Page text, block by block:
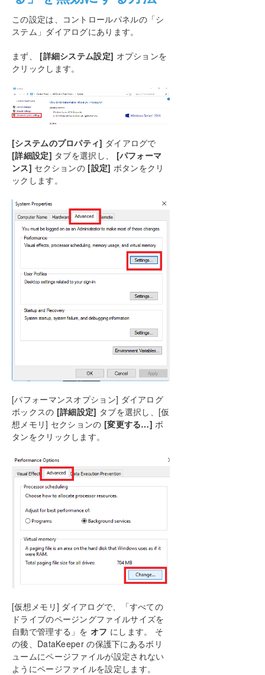
ファイアウォール設定
高速ストレージのベストプラクティス
クラスタノードから外部DRサイトへのデータレプ
パフォーマンスチューニング
「すべてのドライブのページングファイルサイズを
WAN に関する考慮事項
管理
SIOS DataKeeper で EMCMD を使用する
SIOS DataKeeperでDKPwrShellを使用する
ユーザガイド
よくある質問
トラブルシューティング
DKCE サポートマトリックス
PDFでダウンロード
この設定は、コントロールパネルの「シ
ステム」ダイアログにあります。
まず、 [詳細システム設定] オプションを
クリックします。
[システムのプロパティ] ダイアログで
[詳細設定] タブを選択し、 [パフォーマ
ンス] セクションの [設定] ボタンをクリ
ックします。
[パフォーマンスオプション] ダイアログ
ボックスの [詳細設定] タブを選択し、[仮
想メモリ] セクションの [変更する…] ボ
タンをクリックします。
[仮想メモリ] ダイアログで、「すべての
ドライブのページングファイルサイズを
自動で管理する」を オフ にします。 そ
の後、DataKeeper の保護下にあるボリ
ュームにページファイルが設定されない
ようにページファイルを設定します。